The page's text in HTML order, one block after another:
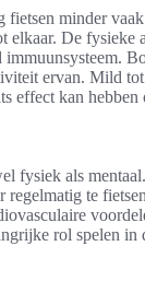
minder
elkaar. De
ervan. Mild
effect kan
fysiek als
te
rol spelen